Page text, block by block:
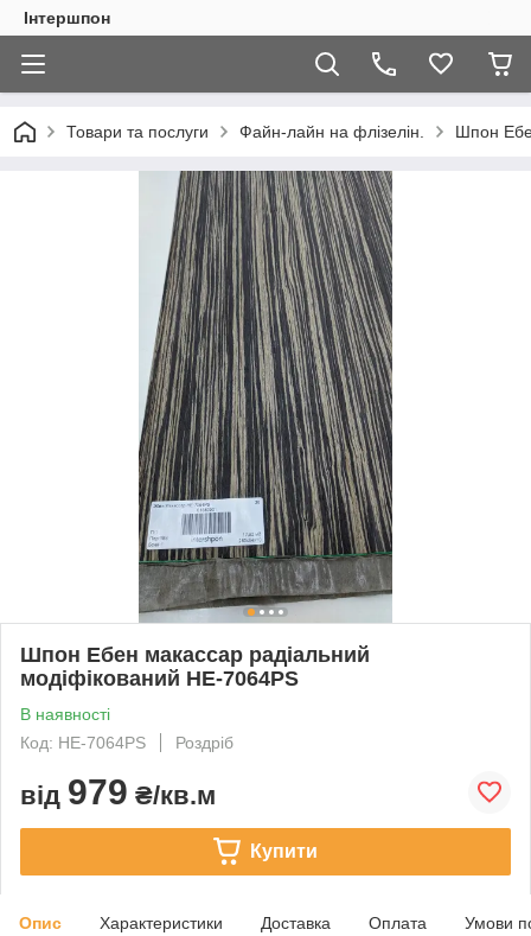
Інтершпон
Товари та послуги Файн-лайн на флізелін. Шпон
Шпон Ебен макассар радіальний
модіфікований HE-7064PS
В наявності
Код: HE-7064PS
Роздріб
від 979 ₴/кв.м
Купити
Опис Характеристики Доставка Оплата Умови